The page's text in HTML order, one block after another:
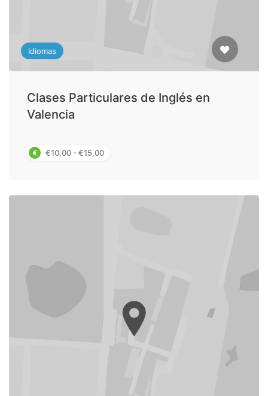
Idiomas
Clases Particulares de Inglés en
Valencia
€10,00 - €15,00